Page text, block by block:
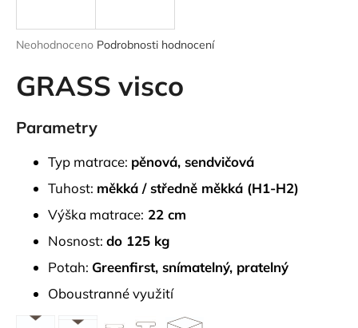
Průměrné
produktu
je
z
5
Neohodnoceno Podrobnosti hodnocení
GRASS visco
Parametry
Typ matrace: pěnová, sendvičová
Tuhost: měkká / středně měkká (H1-H2)
Výška matrace: 22 cm
Nosnost: do 125 kg
Potah: Greenfirst, snímatelný, pratelný
Oboustranné využití
j
t
?
HLEDAT